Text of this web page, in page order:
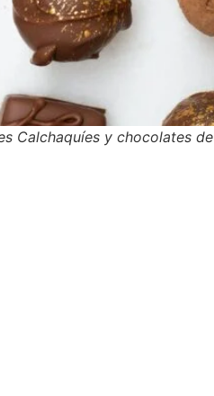
Calchaquíes y chocolates de